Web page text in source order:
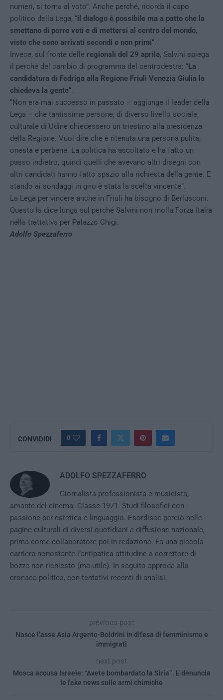
numeri, si torna al voto”. Anche perché, ricorda il capo
politico della Lega, “il dialogo è possibile ma a patto che la
smettano di porre veti e di mettersi al centro del mondo,
visto che sono arrivati secondi e non primi“.
Invece, sul fronte delle regionali del 29 aprile, Salvini spiega
il perché del cambio di programma del centrodestra: “La
candidatura di Fedriga alla Regione Friuli Venezia Giulia la
chiedeva la gente“.
“Non era mai successo in passato – aggiunge il leader della
Lega – che tantissime persone, di diverso livello sociale,
culturale di Udine chiedessero un triestino alla presidenza
della Regione. Vuol dire che è ritenuta una persona pulita,
onesta e perbene. La politica ha ascoltato e ha fatto un
passo indietro, quindi quelli che avevano altri disegni con
altri candidati hanno fatto spazio alla richiesta della gente. E
stando ai sondaggi in giro è stata la scelta vincente”.
La Lega per vincere anche in Friuli ha bisogno di Berlusconi.
Questo la dice lunga sul perché Salvini non molla Forza Italia
nella trattativa per Palazzo Chigi.
Adolfo Spezzaferro
CONVIDIDI 0
ADOLFO SPEZZAFERRO
Giornalista professionista e musicista,
amante del cinema. Classe 1971. Studi filosofici con
passione per estetica e linguaggio. Esordisce perciò nelle
pagine culturali di diversi quotidiani a diffusione nazionale,
prima come collaboratore poi in redazione. Fa una piccola
carriera nonostante l’antipatica attitudine a correttore di
bozze non richiesto (ma utile). In seguito approda alla
cronaca politica, con tentativi recenti di analisi.
previous post
Nasce l’asse Asia Argento-Boldrini in difesa di femminismo e
immigrati
next post
Mosca accusa Israele: “Avete bombardato la Siria”. E denuncia
le fake news sulle armi chimiche